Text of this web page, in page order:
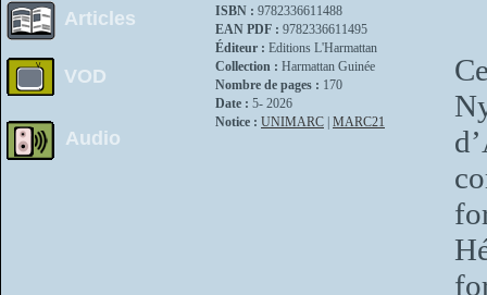
Articles
VOD
Audio
ISBN : 9782336611488
EAN PDF : 9782336611495
Éditeur : Editions L'Harmattan
Collection : Harmattan Guinée
Nombre de pages : 170
Date : 5- 2026
Notice : UNIMARC MARC21